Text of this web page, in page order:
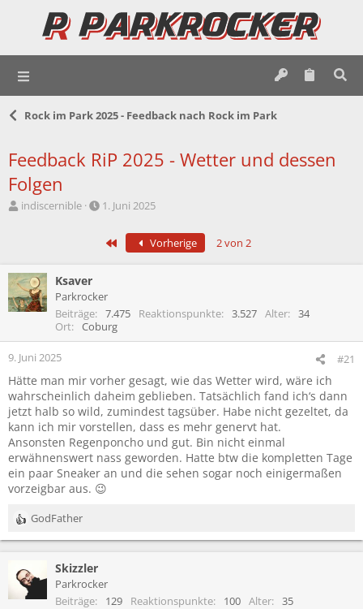
Rock im Park 2025 - Feedback nach Rock im Park
Feedback RiP 2025 - Wetter und dessen
Folgen
E
l
l
e
indiscernible
E
l
a
1. Juni 2025
Erste Vorherige 2 von 2
Ksaver
Parkrocker
Beiträge
7.475 Reaktionspunkte 3.527 Alter
34
Ort
Coburg
9. Juni 2025 #21
Hätte man mir vorher gesagt, wie das Wetter wird, wäre ich
wahrscheinlich daheim geblieben. Tatsächlich fand ich‘s dann
jetzt halb so wild, zumindest tagsüber. Habe nicht gezeltet, da
kann ich mir vorstellen, dass es mehr genervt hat.
Ansonsten Regenponcho und gut. Bin nicht einmal
erwähnenswert nass geworden. Hatte btw die kompletten Tage
ein paar Sneaker an und die sehen sogar noch einigermaßen
vorzeigbar aus. 😉
R
e
k
t
i
GodFather
Skizzler
Parkrocker
Beiträge
129 Reaktionspunkte 100 Alter 35